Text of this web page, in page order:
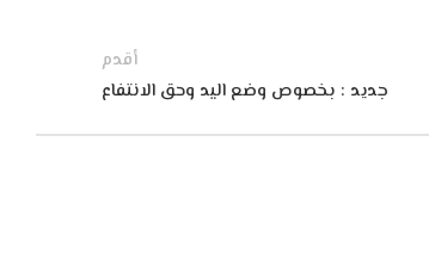
أقدم
جديد : بخصوص وضع اليد وحق الانتفاع